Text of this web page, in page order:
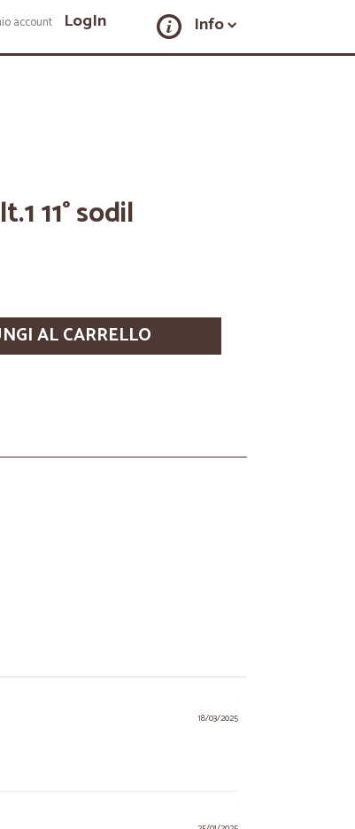
LogIn Info
11° sodil
AL CARRELLO
18/03/2025